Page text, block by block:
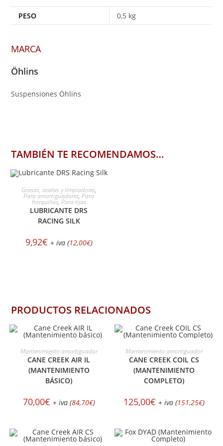
PESO 0,5 kg
MARCA
Öhlins
Suspensiones Öhlins
TAMBIÉN TE RECOMENDAMOS…
AÑADIR AL CARRITO
Grasas, aceites y limpiadores,
Para amortiguadores,Para
horquillas, Para tijas
LUBRICANTE DRS
RACING SILK
9,92€ + iva (12,00€)
PRODUCTOS RELACIONADOS
SELECCIONAR OPCIONES
Mantenimiento amortiguador
CANE CREEK AIR IL
(MANTENIMIENTO
BÁSICO)
70,00€ + iva (84,70€)
SELECCIONAR OPCIONES
Mantenimiento amortiguador
CANE CREEK COIL CS
(MANTENIMIENTO
COMPLETO)
125,00€ + iva (151,25€)